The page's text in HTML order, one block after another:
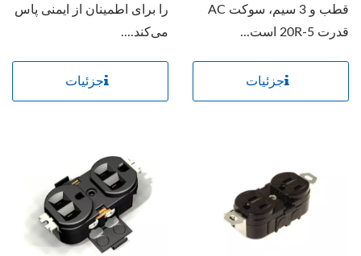
قطب و 3 سیم، سوکت AC
قدرت 5-20R است...
جزئیات
را برای اطمینان از ایمنی پاس
می‌کند....
جزئیات